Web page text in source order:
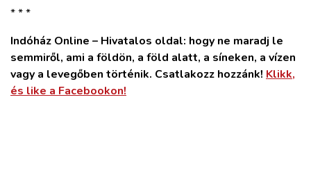
* * *
Indóház Online – Hivatalos oldal: hogy ne maradj le
semmiről, ami a földön, a föld alatt, a síneken, a vízen
vagy a levegőben történik. Csatlakozz hozzánk! Klikk,
és like a Facebookon!